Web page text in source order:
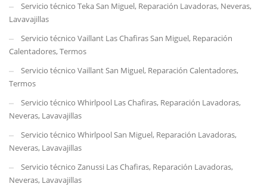
Servicio técnico Teka San Miguel, Reparación Lavadoras, Neveras,
Lavavajillas
Servicio técnico Vaillant Las Chafiras San Miguel, Reparación
Calentadores, Termos
Servicio técnico Vaillant San Miguel, Reparación Calentadores,
Termos
Servicio técnico Whirlpool Las Chafiras, Reparación Lavadoras,
Neveras, Lavavajillas
Servicio técnico Whirlpool San Miguel, Reparación Lavadoras,
Neveras, Lavavajillas
Servicio técnico Zanussi Las Chafiras, Reparación Lavadoras,
Neveras, Lavavajillas